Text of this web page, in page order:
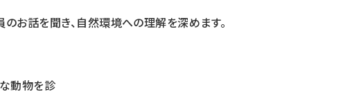
のお話を聞き、自然環境への理解を深めます。
動物を診